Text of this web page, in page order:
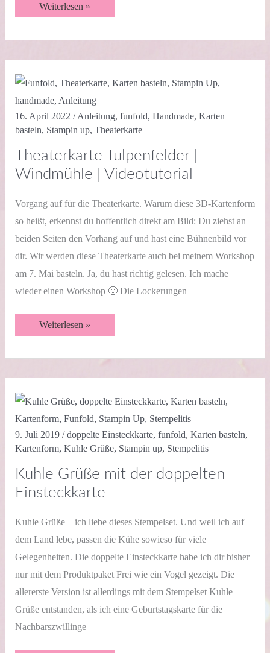
3D
Pop-
Weiterlesen »
16. April 2022 /Anleitung, funfold, Handmade, Karten
basteln, Stampin up, Theaterkarte
Theaterkarte Tulpenfelder |
Windmühle | Videotutorial
Vorgang auf für die Theaterkarte. Warum diese 3D-Kartenform
so heißt, erkennst du hoffentlich direkt am Bild: Du ziehst an
beiden Seiten den Vorhang auf und hast eine Bühnenbild vor
dir. Wir werden diese Theaterkarte auch bei meinem Workshop
am 7. Mai basteln. Ja, du hast richtig gelesen. Ich mache
wieder einen Workshop 🙂 Die Lockerungen
Theaterkarte
Tulpenfelder
Weiterlesen »
9. Juli 2019 /doppelte Einsteckkarte, funfold, Karten basteln,
Kartenform, Kuhle Grüße, Stampin up, Stempelitis
Kuhle Grüße mit der doppelten
Einsteckkarte
Kuhle Grüße – ich liebe dieses Stempelset. Und weil ich auf
dem Land lebe, passen die Kühe sowieso für viele
Gelegenheiten. Die doppelte Einsteckkarte habe ich dir bisher
nur mit dem Produktpaket Frei wie ein Vogel gezeigt. Die
allererste Version ist allerdings mit dem Stempelset Kuhle
Grüße entstanden, als ich eine Geburtstagskarte für die
Nachbarszwillinge